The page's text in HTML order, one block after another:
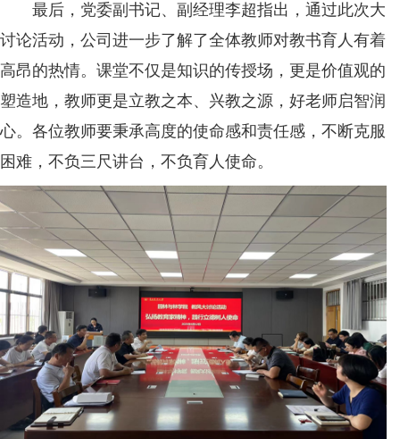
最后，党委副书记、副经理李超指出，通过此次大
讨论活动，公司进一步了解了全体教师对教书育人有着
高昂的热情。课堂不仅是知识的传授场，更是价值观的
塑造地，教师更是立教之本、兴教之源，好老师启智润
心。各位教师要秉承高度的使命感和责任感，不断克服
困难，不负三尺讲台，不负育人使命。